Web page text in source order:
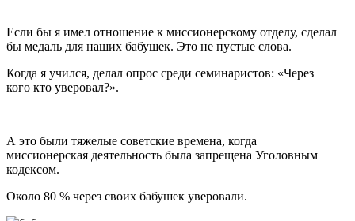
Если бы я имел отношение к миссионерскому отделу, сделал
бы медаль для наших бабушек. Это не пустые слова.
Когда я учился, делал опрос среди семинаристов: «Через
кого кто уверовал?».
А это были тяжелые советские времена, когда
миссионерская деятельность была запрещена Уголовным
кодексом.
Около 80 % через своих бабушек уверовали.